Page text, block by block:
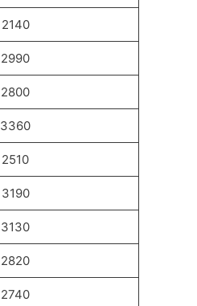
2140
2990
2800
3360
2510
3190
3130
2820
2740